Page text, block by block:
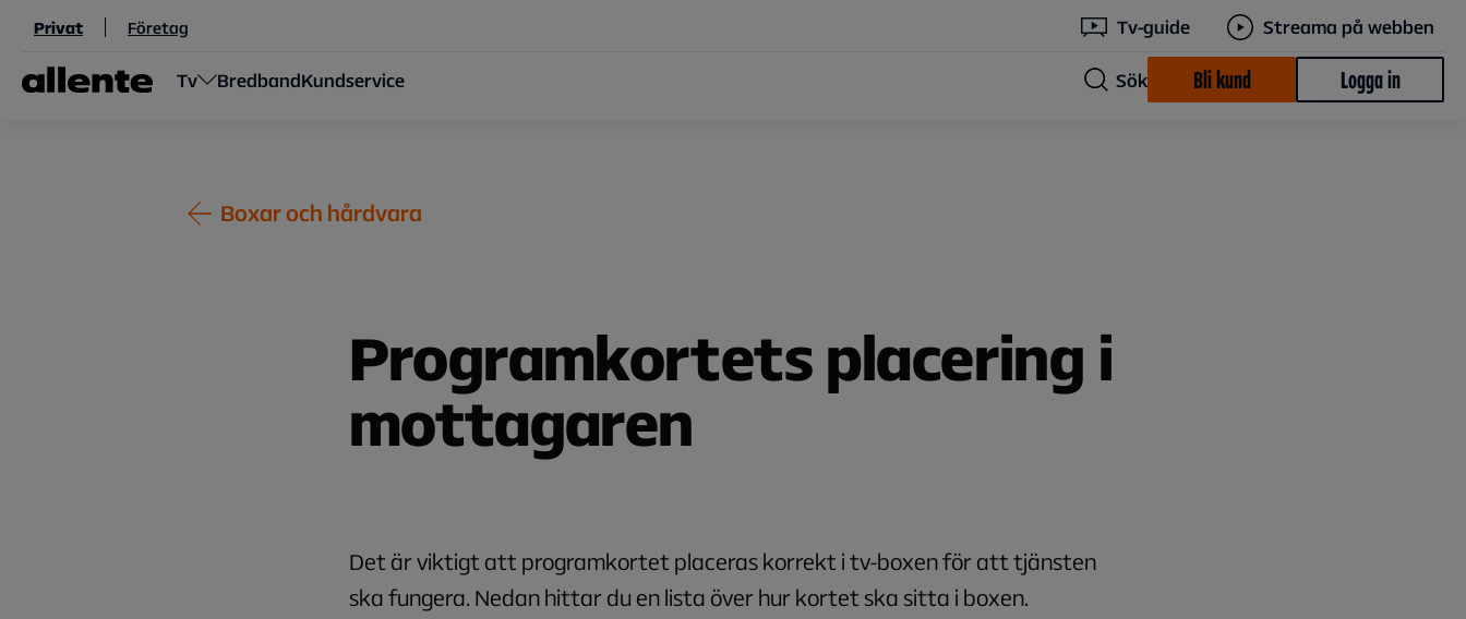
Hoppa till huvudinnehåll
Privat Företag Tv-guide Streama på webben
Tv BredbandKundservice Sök Bli kund Logga in
Boxar och hårdvara
Programkortets placering i
mottagaren
Det är viktigt att programkortet placeras korrekt i tv-boxen för att tjänsten
ska fungera. Nedan hittar du en lista över hur kortet ska sitta i boxen.